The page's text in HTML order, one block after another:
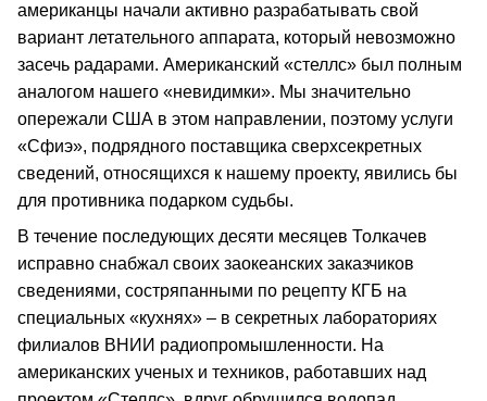
американцы начали активно разрабатывать свой
вариант летательного аппарата, который невозможно
засечь радарами. Американский «стеллс» был полным
аналогом нашего «невидимки». Мы значительно
опережали США в этом направлении, поэтому услуги
«Сфиэ», подрядного поставщика сверхсекретных
сведений, относящихся к нашему проекту, явились бы
для противника подарком судьбы.
В течение последующих десяти месяцев Толкачев
исправно снабжал своих заокеанских заказчиков
сведениями, состряпанными по рецепту КГБ на
специальных «кухнях» – в секретных лабораториях
филиалов ВНИИ радиопромышленности. На
американских ученых и техников, работавших над